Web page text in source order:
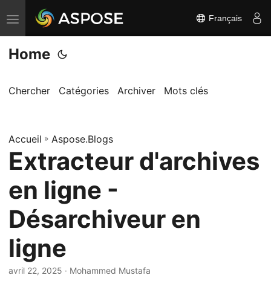
B
a
s
u
r
l
a
n
v
i
g
a
Français
Home
Chercher Catégories Archiver Mots clés
Accueil » Aspose.Blogs
Extracteur d'archives
en ligne -
Désarchiveur en
ligne
avril 22, 2025 · Mohammed Mustafa